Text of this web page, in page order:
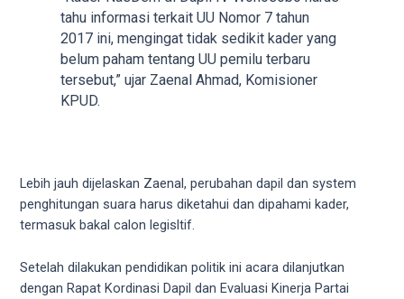
tahu informasi terkait UU Nomor 7 tahun
2017 ini, mengingat tidak sedikit kader yang
belum paham tentang UU pemilu terbaru
tersebut,” ujar Zaenal Ahmad, Komisioner
KPUD.
Lebih jauh dijelaskan Zaenal, perubahan dapil dan system
penghitungan suara harus diketahui dan dipahami kader,
termasuk bakal calon legisltif.
Setelah dilakukan pendidikan politik ini acara dilanjutkan
dengan Rapat Kordinasi Dapil dan Evaluasi Kinerja Partai